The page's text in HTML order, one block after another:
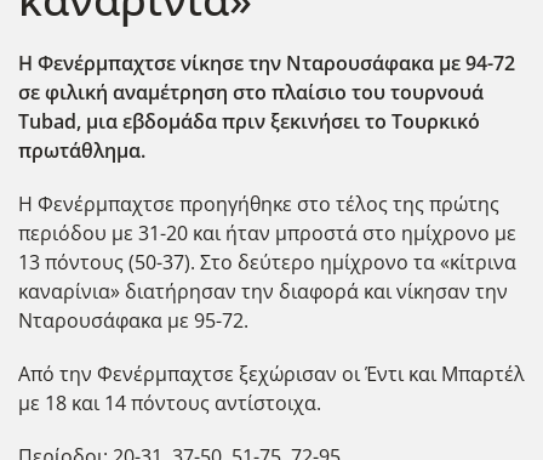
Η Φενέρμπαχτσε νίκησε την Νταρουσάφακα με 94-72
σε φιλική αναμέτρηση στο πλαίσιο του τουρνουά
Tubad, μια εβδομάδα πριν ξεκινήσει το Τουρκικό
πρωτάθλημα.
Η Φενέρμπαχτσε προηγήθηκε στο τέλος της πρώτης
περιόδου με 31-20 και ήταν μπροστά στο ημίχρονο με
13 πόντους (50-37). Στο δεύτερο ημίχρονο τα «κίτρινα
καναρίνια» διατήρησαν την διαφορά και νίκησαν την
Νταρουσάφακα με 95-72.
Από την Φενέρμπαχτσε ξεχώρισαν οι Έντι και Μπαρτέλ
με 18 και 14 πόντους αντίστοιχα.